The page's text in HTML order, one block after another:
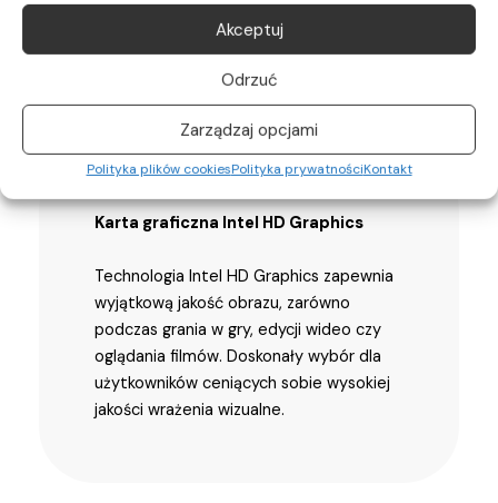
Akceptuj
Odrzuć
Zarządzaj opcjami
Polityka plików cookiesPolityka prywatnościKontakt
Karta graficzna Intel HD Graphics
Technologia Intel HD Graphics zapewnia
wyjątkową jakość obrazu, zarówno
podczas grania w gry, edycji wideo czy
oglądania filmów. Doskonały wybór dla
użytkowników ceniących sobie wysokiej
jakości wrażenia wizualne.